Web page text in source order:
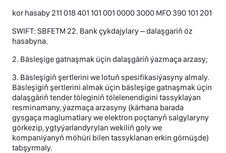
kor hasaby 211 018 401 101 001 0000 3000 MFO 390 101 201
SWIFT: SBFETM 22. Bank çykdajylary – dalaşgariň öz
hasabyna.
2. Bäsleşige gatnaşmak üçin dalaşgäriň ýazmaça arzasy;
3. Bäsleşigiň şertlerini we lotuň spesifikasiýasyny almaly.
Bäsleşigiň şertlerini almak üçin bäsleşige gatnaşmak üçin
dalaşgäriň tender töleginiň tölelenendigini tassyklaýan
resminamany, ýazmaça arzasyny (kärhana barada
gysgaça maglumatlary we elektron poçtanyň salgylaryny
görkezip, ygtyýarlandyrylan wekiliň goly we
kompaniýanyň möhüri bilen tassyklanan erkin görnüşde)
tabşyrmaly.